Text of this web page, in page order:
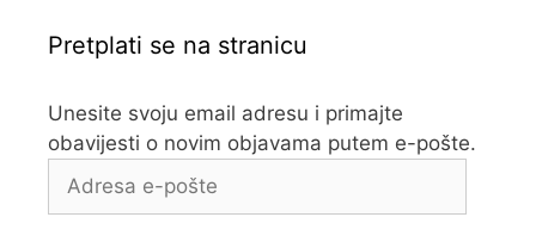
Pretplati se na stranicu
Unesite svoju email adresu i primajte
obavijesti o novim objavama putem e-pošte.
e-